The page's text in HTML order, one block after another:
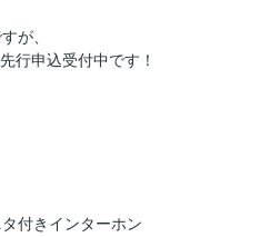
が、
行申込受付中です！
付きインターホン